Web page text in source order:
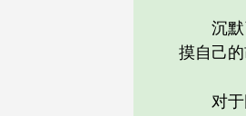
沉默了
摸自己的
对于刚